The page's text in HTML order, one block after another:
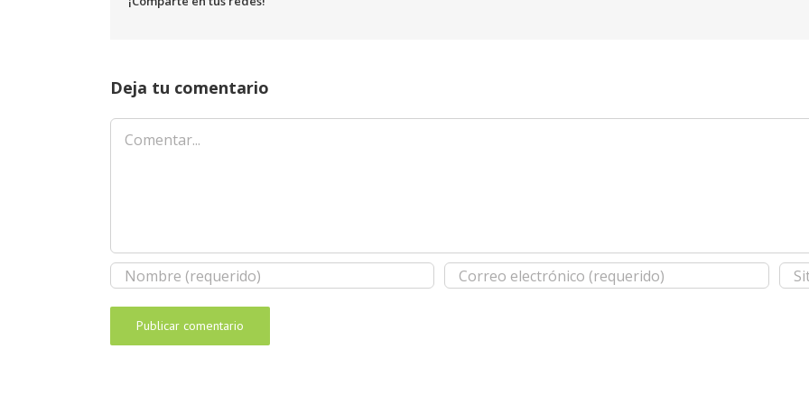
Deja tu comentario
Comentar